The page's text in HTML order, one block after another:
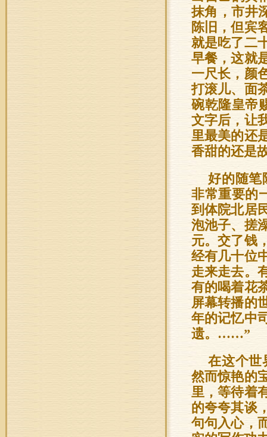
抹角，市井
陈旧，但宾
就是吃了二
早餐，这就
一尺长，颜
打滚儿、面
碗乾隆皇帝
文字后，让
里最美的还
香甜的还是
好的随笔
非常重要的
到体院北居
泡池子、搓
元。交了钱
经有几十位
走来走去。
有的喝着花
屏幕转播的
年的记忆中
遗。……”
在这个世
然而惊艳的
里，等待着
的夸夸其谈
句句入心，